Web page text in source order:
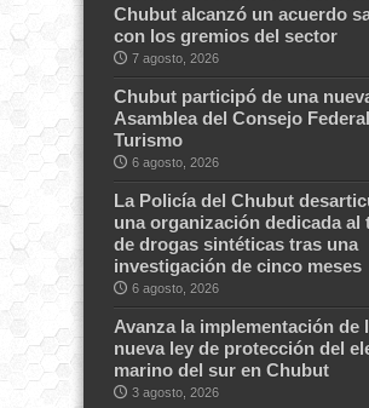
Chubut alcanzó un acuerdo
con los gremios del sector
7 agosto, 2026
Chubut participó de una
Asamblea del Consejo
Turismo
6 agosto, 2026
La Policía del Chubut
una organización dedicada al
de drogas sintéticas tras una
investigación de cinco meses
6 agosto, 2026
Avanza la implementación de
nueva ley de protección del
marino del sur en Chubut
3 agosto, 2026